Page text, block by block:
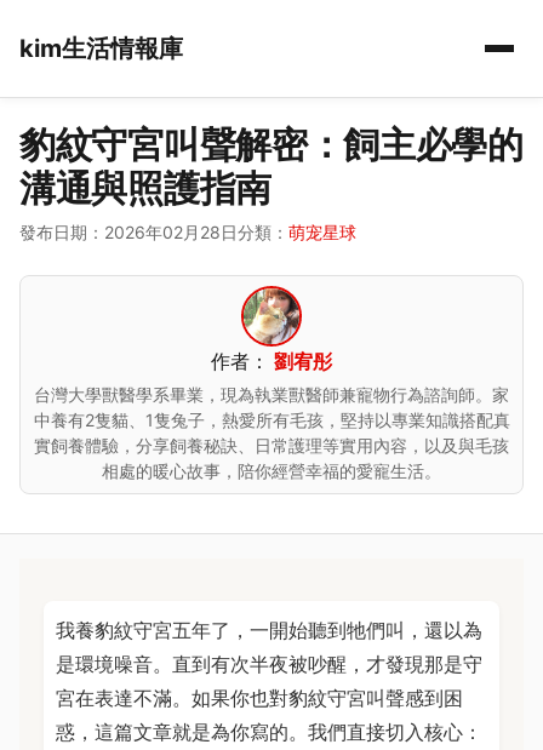
kim生活情報庫
豹紋守宮叫聲解密：飼主必學的
溝通與照護指南
發布日期：2026年02月28日分類： 萌宠星球
作者： 劉宥彤
台灣大學獸醫學系畢業，現為執業獸醫師兼寵物行為諮詢師。家
中養有2隻貓、1隻兔子，熱愛所有毛孩，堅持以專業知識搭配真
實飼養體驗，分享飼養秘訣、日常護理等實用內容，以及與毛孩
相處的暖心故事，陪你經營幸福的愛寵生活。
我養豹紋守宮五年了，一開始聽到牠們叫，還以為
是環境噪音。直到有次半夜被吵醒，才發現那是守
宮在表達不滿。如果你也對豹紋守宮叫聲感到困
惑，這篇文章就是為你寫的。我們直接切入核心：